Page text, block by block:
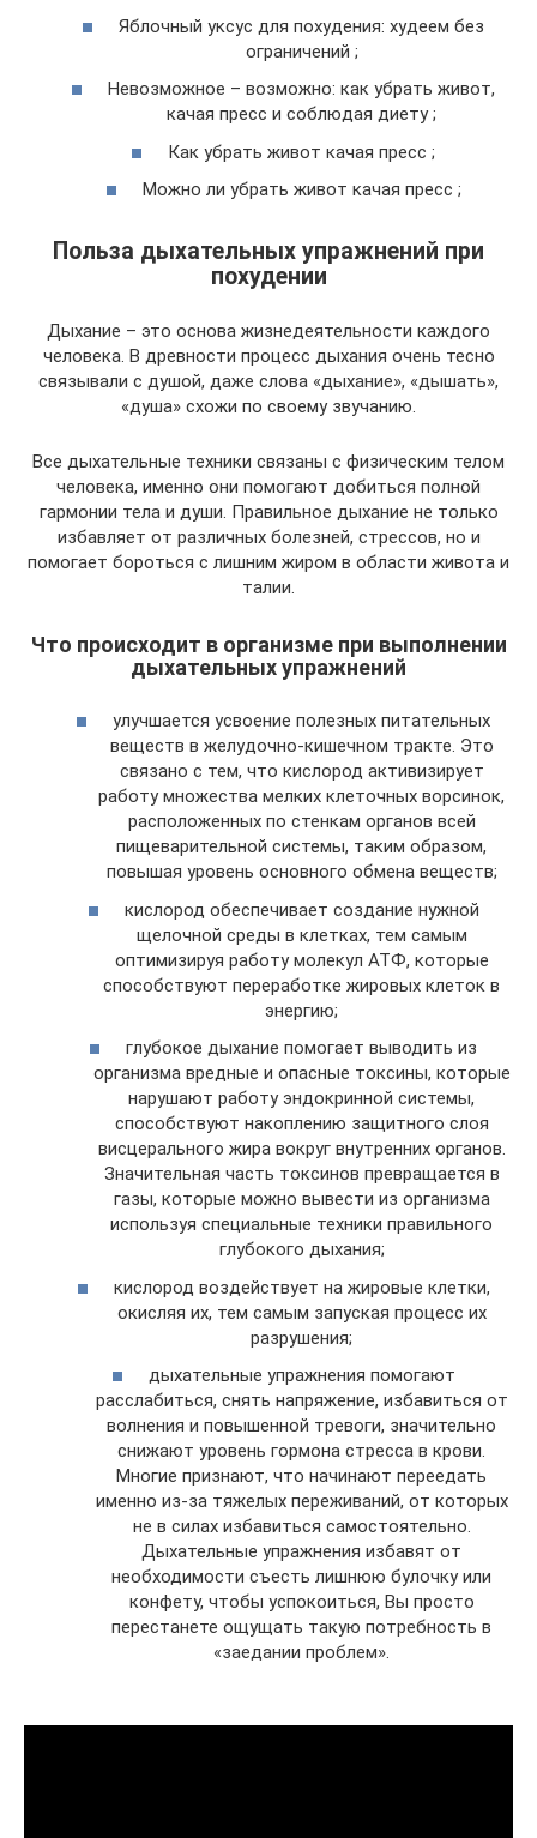
Яблочный уксус для похудения: худеем без
ограничений ;
Невозможное – возможно: как убрать живот,
качая пресс и соблюдая диету ;
Как убрать живот качая пресс ;
Можно ли убрать живот качая пресс ;
Польза дыхательных упражнений при
похудении
Дыхание – это основа жизнедеятельности каждого
человека. В древности процесс дыхания очень тесно
связывали с душой, даже слова «дыхание», «дышать»,
«душа» схожи по своему звучанию.
Все дыхательные техники связаны с физическим телом
человека, именно они помогают добиться полной
гармонии тела и души. Правильное дыхание не только
избавляет от различных болезней, стрессов, но и
помогает бороться с лишним жиром в области живота и
талии.
Что происходит в организме при выполнении
дыхательных упражнений
улучшается усвоение полезных питательных
веществ в желудочно-кишечном тракте. Это
связано с тем, что кислород активизирует
работу множества мелких клеточных ворсинок,
расположенных по стенкам органов всей
пищеварительной системы, таким образом,
повышая уровень основного обмена веществ;
кислород обеспечивает создание нужной
щелочной среды в клетках, тем самым
оптимизируя работу молекул АТФ, которые
способствуют переработке жировых клеток в
энергию;
глубокое дыхание помогает выводить из
организма вредные и опасные токсины, которые
нарушают работу эндокринной системы,
способствуют накоплению защитного слоя
висцерального жира вокруг внутренних органов.
Значительная часть токсинов превращается в
газы, которые можно вывести из организма
используя специальные техники правильного
глубокого дыхания;
кислород воздействует на жировые клетки,
окисляя их, тем самым запуская процесс их
разрушения;
дыхательные упражнения помогают
расслабиться, снять напряжение, избавиться от
волнения и повышенной тревоги, значительно
снижают уровень гормона стресса в крови.
Многие признают, что начинают переедать
именно из-за тяжелых переживаний, от которых
не в силах избавиться самостоятельно.
Дыхательные упражнения избавят от
необходимости съесть лишнюю булочку или
конфету, чтобы успокоиться, Вы просто
перестанете ощущать такую потребность в
«заедании проблем».